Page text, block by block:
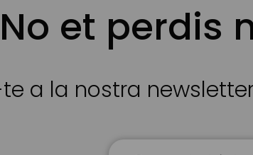
No et perdis
a la nostra